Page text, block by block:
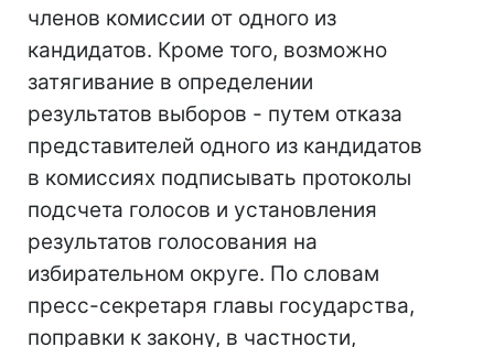
членов комиссии от одного из
кандидатов. Кроме того, возможно
затягивание в определении
результатов выборов - путем отказа
представителей одного из кандидатов
в комиссиях подписывать протоколы
подсчета голосов и установления
результатов голосования на
избирательном округе. По словам
пресс-секретаря главы государства,
поправки к закону, в частности,